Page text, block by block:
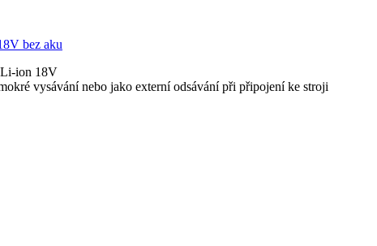
Li-ion 18V
vysávání nebo jako externí odsávání při připojení ke stroji